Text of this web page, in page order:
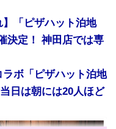
】「ピザハット泊地
決定！ 神田店では専
ボ「ピザハット泊地
日は朝には20人ほど